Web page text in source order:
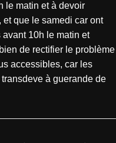
le matin et à devoir
que le samedi car ont
10h le matin et
de rectifier le problème
accessibles, car les
à guerande de